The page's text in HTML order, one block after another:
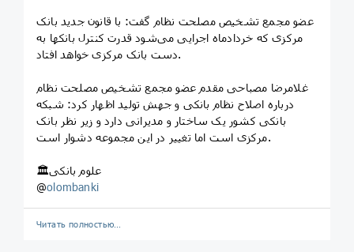
عضو مجمع تشخیص مصلحت نظام گفت: با قانون جدید بانک
مرکزی که خردادماه اجرایی می‌شود قدرت کنترل بانکها به
دست بانک مرکزی خواهد افتاد.
غلامرضا مصباحی مقدم عضو مجمع تشخیص مصلحت نظام
درباره اصلاح نظام بانکی و جهش تولید اظهار کرد: شبکه
بانکی کشور یک ساختار و مدیرانی دارد و زیر نظر بانک
مرکزی است اما تغییر در این مجموعه دشوار است.
🏛علوم بانکی
@olombanki
Читать полностью…